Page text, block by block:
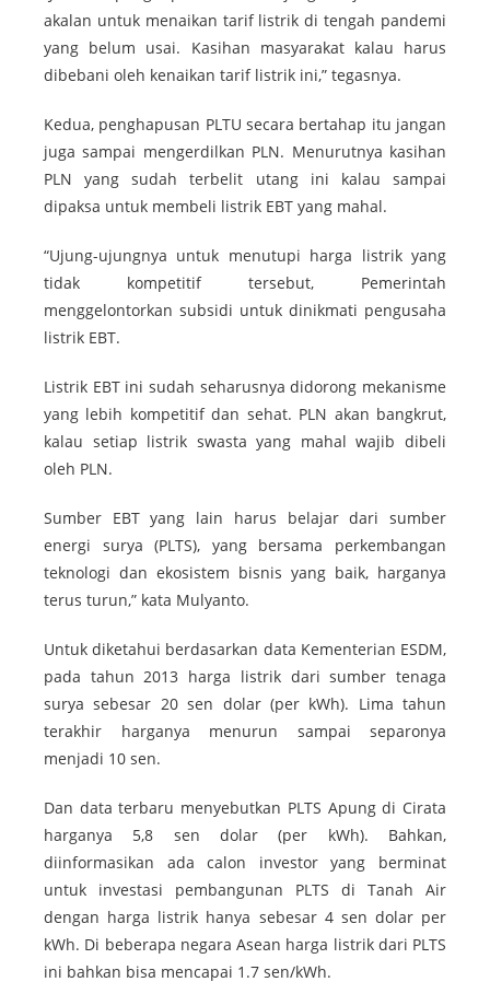
akalan untuk menaikan tarif listrik di tengah pandemi
yang belum usai. Kasihan masyarakat kalau harus
dibebani oleh kenaikan tarif listrik ini,” tegasnya.
Kedua, penghapusan PLTU secara bertahap itu jangan
juga sampai mengerdilkan PLN. Menurutnya kasihan
PLN yang sudah terbelit utang ini kalau sampai
dipaksa untuk membeli listrik EBT yang mahal.
“Ujung-ujungnya untuk menutupi harga listrik yang
tidak kompetitif tersebut, Pemerintah
menggelontorkan subsidi untuk dinikmati pengusaha
listrik EBT.
Listrik EBT ini sudah seharusnya didorong mekanisme
yang lebih kompetitif dan sehat. PLN akan bangkrut,
kalau setiap listrik swasta yang mahal wajib dibeli
oleh PLN.
Sumber EBT yang lain harus belajar dari sumber
energi surya (PLTS), yang bersama perkembangan
teknologi dan ekosistem bisnis yang baik, harganya
terus turun,” kata Mulyanto.
Untuk diketahui berdasarkan data Kementerian ESDM,
pada tahun 2013 harga listrik dari sumber tenaga
surya sebesar 20 sen dolar (per kWh). Lima tahun
terakhir harganya menurun sampai separonya
menjadi 10 sen.
Dan data terbaru menyebutkan PLTS Apung di Cirata
harganya 5,8 sen dolar (per kWh). Bahkan,
diinformasikan ada calon investor yang berminat
untuk investasi pembangunan PLTS di Tanah Air
dengan harga listrik hanya sebesar 4 sen dolar per
kWh. Di beberapa negara Asean harga listrik dari PLTS
ini bahkan bisa mencapai 1.7 sen/kWh.